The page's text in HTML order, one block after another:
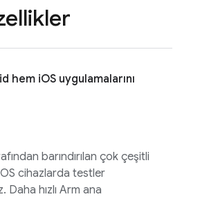
hem iOS uygulamalarını
barındırılan çok çeşitli
cihazlarda testler
Daha hızlı Arm ana